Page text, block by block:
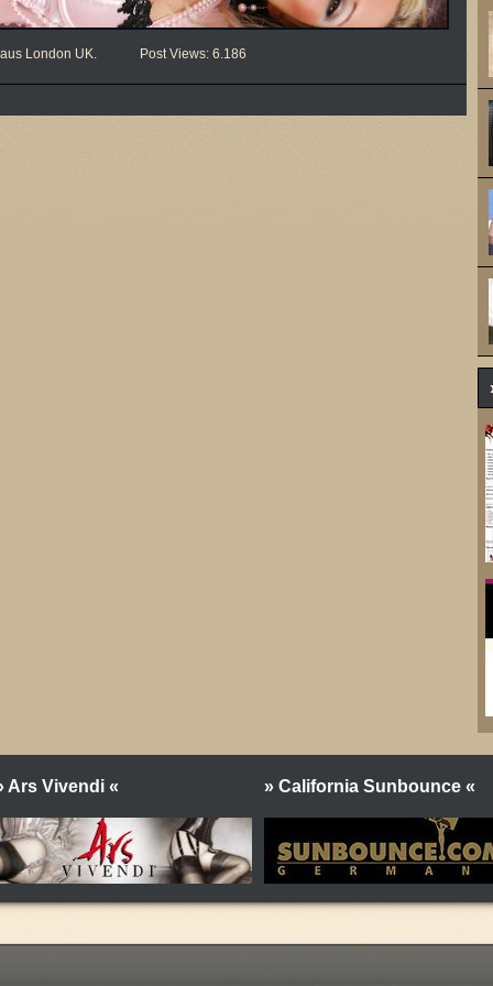
aus London UK. Post Views: 6.186
Ars Vivendi « » California Sunbounce «